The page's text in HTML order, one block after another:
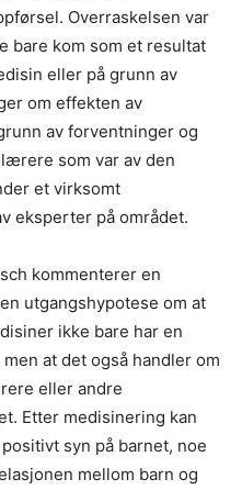
Overraskelsen var
bare kom som et resultat
eller på grunn av
om effekten av
av forventninger og
som var av den
et virksomt
eksperter på området.
kommenterer en
utgangshypotese om at
ikke bare har en
at det også handler om
eller andre
Etter medisinering kan
syn på barnet, noe
mellom barn og